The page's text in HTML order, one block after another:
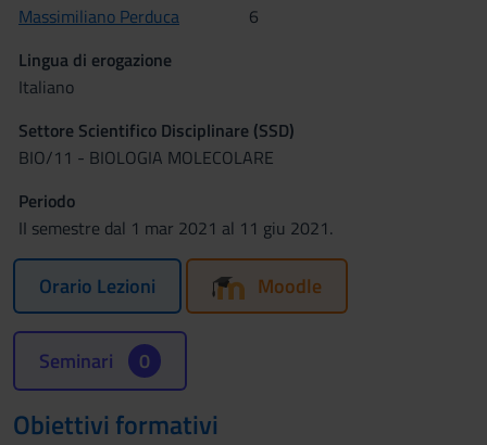
Massimiliano Perduca
6
Lingua di erogazione
Italiano
Settore Scientifico Disciplinare (SSD)
BIO/11 - BIOLOGIA MOLECOLARE
Periodo
II semestre dal 1 mar 2021 al 11 giu 2021.
Orario Lezioni Moodle
Seminari 0
Obiettivi formativi